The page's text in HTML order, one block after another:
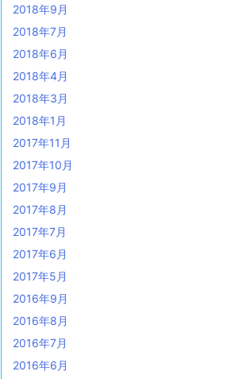
2018年9月
2018年7月
2018年6月
2018年4月
2018年3月
2018年1月
2017年11月
2017年10月
2017年9月
2017年8月
2017年7月
2017年6月
2017年5月
2016年9月
2016年8月
2016年7月
2016年6月